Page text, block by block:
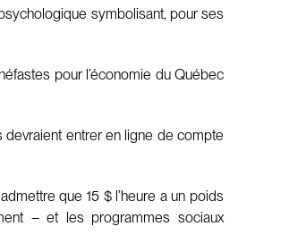
symbolisant, pour ses
pour l’économie du Québec
devraient entrer en ligne de compte
que 15 $ l’heure a un poids
– et les programmes sociaux